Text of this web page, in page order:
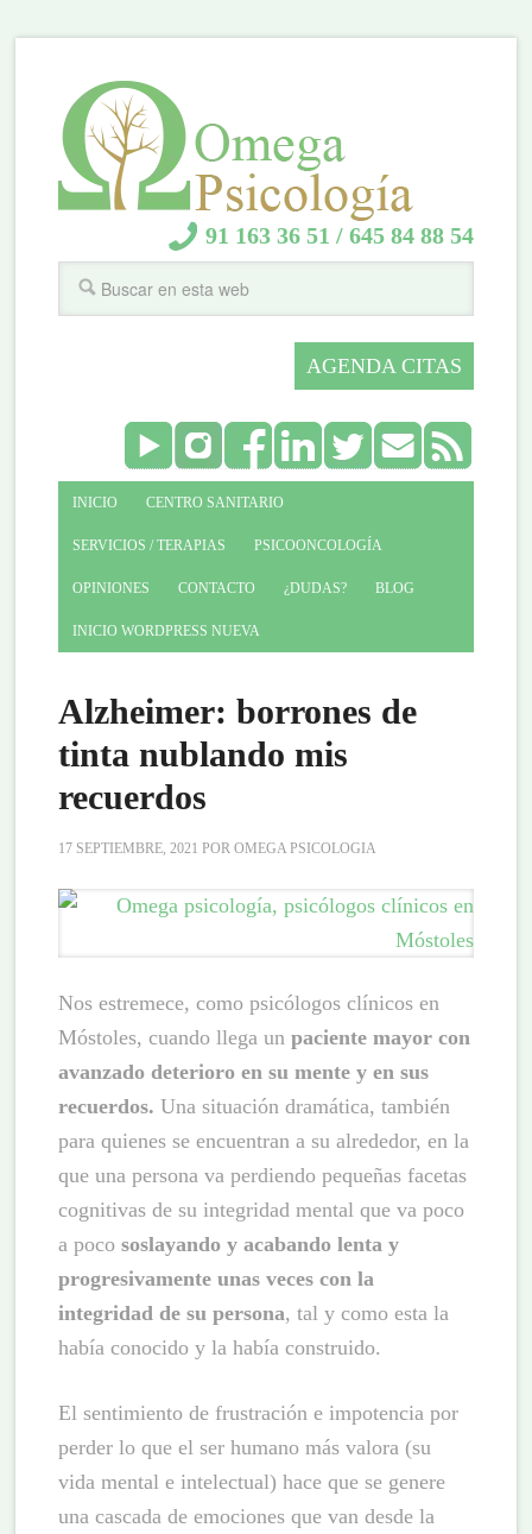
91 163 36 51 / 645 84 88 54
AGENDA CITAS
INICIO CENTRO SANITARIO
SERVICIOS / TERAPIAS PSICOONCOLOGÍA
OPINIONES CONTACTO ¿DUDAS? BLOG
INICIO WORDPRESS NUEVA
Alzheimer: borrones de
tinta nublando mis
recuerdos
17 SEPTIEMBRE, 2021 POROMEGA PSICOLOGIA
Nos estremece, como psicólogos clínicos en
Móstoles, cuando llega unpaciente mayor con
avanzado deterioro en su mente y en sus
recuerdos. Una situación dramática, también
para quienes se encuentran a su alrededor, en la
que una persona va perdiendo pequeñas facetas
cognitivas de su integridad mental que va poco
a pocososlayando y acabando lenta y
progresivamente unas veces con la
integridad de su persona, tal y como esta la
había conocido y la había construido.
El sentimiento de frustración e impotencia por
perder lo que el ser humano más valora (su
vida mental e intelectual) hace que se genere
una cascada de emociones que van desde la